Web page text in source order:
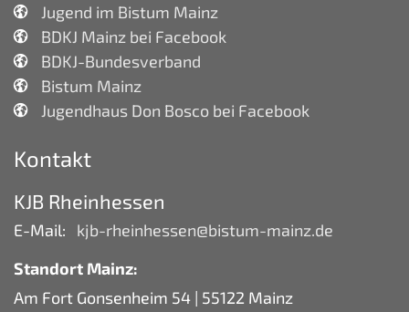
Jugend im Bistum Mainz
BDKJ Mainz bei Facebook
BDKJ-Bundesverband
Bistum Mainz
Jugendhaus Don Bosco bei Facebook
Kontakt
KJB Rheinhessen
E-Mail:
kjb-rheinhessen@bistum-mainz.de
Standort Mainz:
Am Fort Gonsenheim 54 | 55122 Mainz